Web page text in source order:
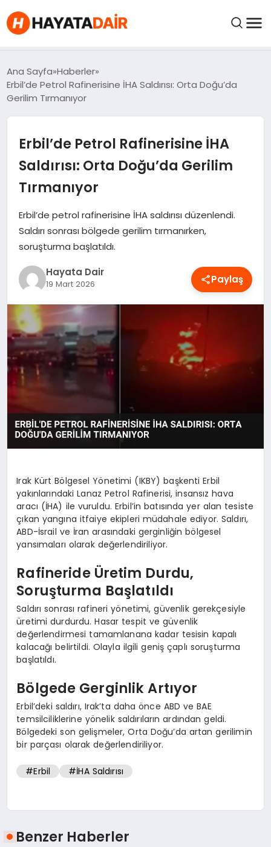
FIYATLAR
HABERLER
İNCELEMELER
KIMDIR?
NEDIR?
OYUN
RÜYA TABIRLERI
SAĞLIK
Ana Sayfa Haberler
Erbil’de Petrol Rafinerisine İHA Saldırısı: Orta Doğu’da
Gerilim Tırmanıyor
Erbil’de Petrol Rafinerisine İHA
Saldırısı: Orta Doğu’da Gerilim
Tırmanıyor
Erbil’de petrol rafinerisine İHA saldırısı düzenlendi.
Saldırı sonrası bölgede gerilim tırmanırken,
soruşturma başlatıldı.
Hayata Dair
19 Mart 2026 Paylaş
Irak Kürt Bölgesel Yönetimi (IKBY) başkenti Erbil
yakınlarındaki Lanaz Petrol Rafinerisi, insansız hava
aracı (İHA) ile vuruldu. Erbil’in batısında yer alan tesiste
çıkan yangına itfaiye ekipleri müdahale ediyor. Saldırı,
ABD-İsrail ve İran arasındaki gerginliğin bölgesel
yansımaları olarak değerlendiriliyor.
Rafineride Üretim Durdu,
Soruşturma Başlatıldı
Saldırı sonrası rafineri yönetimi, güvenlik gerekçesiyle
üretimi durdurdu. Hasar tespit ve güvenlik
değerlendirmesi tamamlanana kadar tesisin kapalı
kalacağı belirtildi. Olayla ilgili geniş çaplı soruşturma
başlatıldı.
Bölgede Gerginlik Artıyor
Erbil’deki saldırı, Irak’ta daha önce ABD ve BAE
temsilciliklerine yönelik saldırıların ardından geldi.
Bölgedeki son gelişmeler, Orta Doğu’da artan gerilimin
bir parçası olarak değerlendiriliyor.
#Erbil #İHA Saldırısı
Benzer Haberler